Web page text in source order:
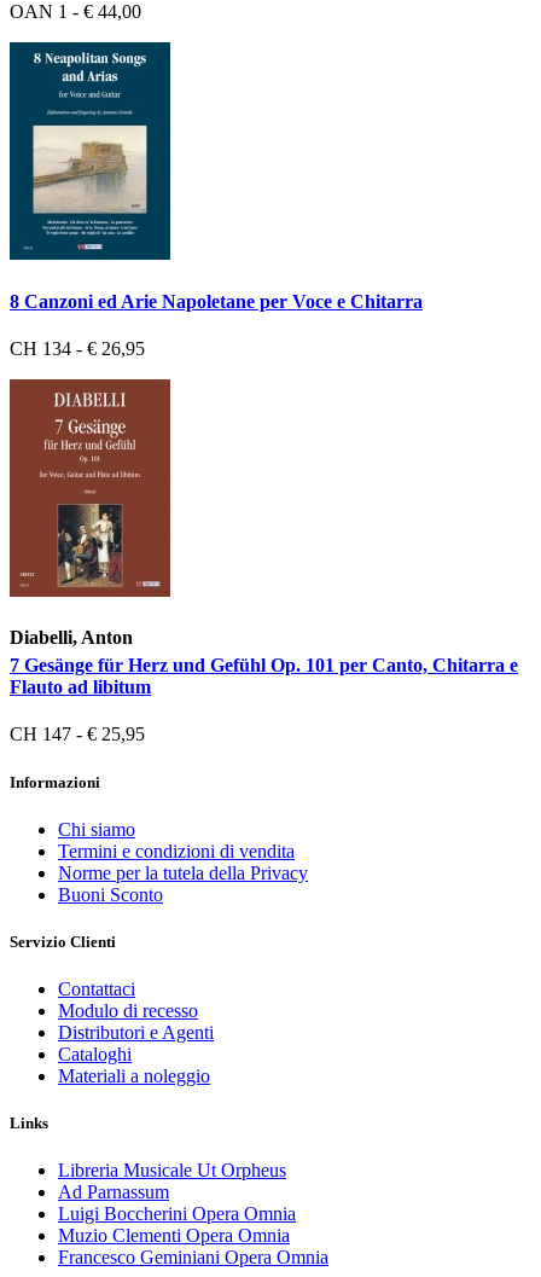
OAN 1 - € 44,00
8 Canzoni ed Arie Napoletane per Voce e Chitarra
CH 134 - € 26,95
Diabelli, Anton
7 Gesänge für Herz und Gefühl Op. 101 per Canto, Chitarra e
Flauto ad libitum
CH 147 - € 25,95
Informazioni
Chi siamo
Termini e condizioni di vendita
Norme per la tutela della Privacy
Buoni Sconto
Servizio Clienti
Contattaci
Modulo di recesso
Distributori e Agenti
Cataloghi
Materiali a noleggio
Links
Libreria Musicale Ut Orpheus
Ad Parnassum
Luigi Boccherini Opera Omnia
Muzio Clementi Opera Omnia
Francesco Geminiani Opera Omnia